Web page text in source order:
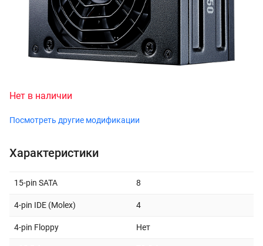
Нет в наличии
Посмотреть другие модификации
Характеристики
15-pin SATA 8
4-pin IDE (Molex) 4
4-pin Floppy Нет